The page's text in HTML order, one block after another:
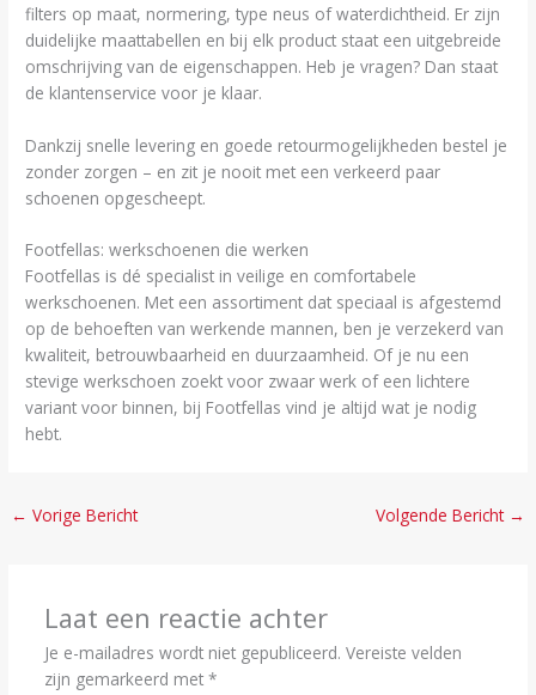
filters op maat, normering, type neus of waterdichtheid. Er zijn
duidelijke maattabellen en bij elk product staat een uitgebreide
omschrijving van de eigenschappen. Heb je vragen? Dan staat
de klantenservice voor je klaar.
Dankzij snelle levering en goede retourmogelijkheden bestel je
zonder zorgen – en zit je nooit met een verkeerd paar
schoenen opgescheept.
Footfellas: werkschoenen die werken
Footfellas is dé specialist in veilige en comfortabele
werkschoenen. Met een assortiment dat speciaal is afgestemd
op de behoeften van werkende mannen, ben je verzekerd van
kwaliteit, betrouwbaarheid en duurzaamheid. Of je nu een
stevige werkschoen zoekt voor zwaar werk of een lichtere
variant voor binnen, bij Footfellas vind je altijd wat je nodig
hebt.
← Vorige Bericht Volgende Bericht →
Laat een reactie achter
Je e-mailadres wordt niet gepubliceerd. Vereiste velden
zijn gemarkeerd met *